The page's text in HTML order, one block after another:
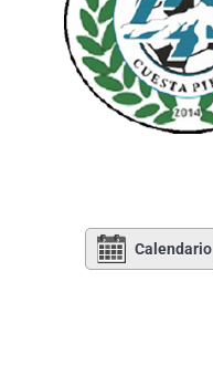
Calendario